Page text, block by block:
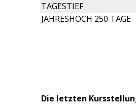
TAGESTIEF
JAHRESHOCH 250 TAGE
Die letzten